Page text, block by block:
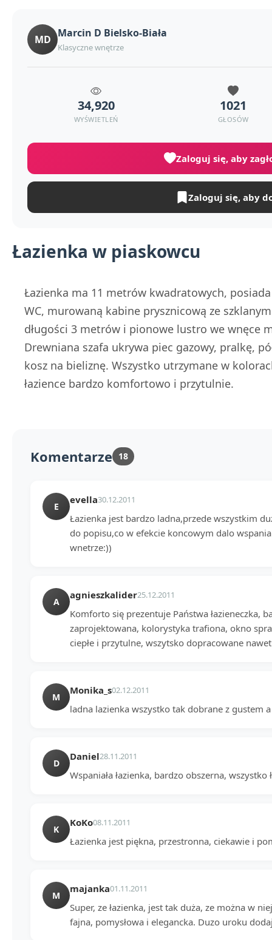
Łazienka w piaskowcu
Łazienka ma 11 metrów kwadratowych,
WC, murowaną kabine prysznicową ze
długości 3 metrów i pionowe lustro we wnęce
Drewniana szafa ukrywa piec gazowy, pralkę,
kosz na bieliznę. Wszystko utrzymane w
łazience bardzo komfortowo i przytulnie.
MD Marcin D Bielsko-Biała
Klasyczne wnętrze
34,920
WYŚWIETLEŃ
1021
GŁOSÓW
Zaloguj się, aby
Zaloguj się, aby
Komentarze 18
E
evella30.12.2011
Łazienka jest bardzo ladna,przede wszystkim
do popisu,co w efekcie koncowym dalo
wnetrze:))
A
agnieszkalider25.12.2011
Komforto się prezentuje Państwa łazieneczka,
zaprojektowana, kolorystyka trafiona, okno
ciepłe i przytulne, wszytsko dopracowane
M
Monika_s02.12.2011
ladna lazienka wszystko tak dobrane z gustem
D
Daniel28.11.2011
Wspaniała łazienka, bardzo obszerna, wszystko
K
KoKo08.11.2011
Łazienka jest piękna, przestronna, ciekawie i
M
majanka01.11.2011
Super, ze łazienka, jest tak duża, ze można w
fajna, pomysłowa i elegancka. Duzo uroku